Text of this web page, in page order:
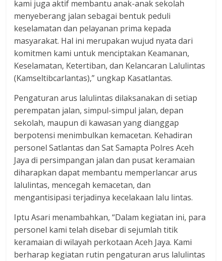
kami juga aktif membantu anak-anak sekolah
menyeberang jalan sebagai bentuk peduli
keselamatan dan pelayanan prima kepada
masyarakat. Hal ini merupakan wujud nyata dari
komitmen kami untuk menciptakan Keamanan,
Keselamatan, Ketertiban, dan Kelancaran Lalulintas
(Kamseltibcarlantas),” ungkap Kasatlantas.
Pengaturan arus lalulintas dilaksanakan di setiap
perempatan jalan, simpul-simpul jalan, depan
sekolah, maupun di kawasan yang dianggap
berpotensi menimbulkan kemacetan. Kehadiran
personel Satlantas dan Sat Samapta Polres Aceh
Jaya di persimpangan jalan dan pusat keramaian
diharapkan dapat membantu memperlancar arus
lalulintas, mencegah kemacetan, dan
mengantisipasi terjadinya kecelakaan lalu lintas.
Iptu Asari menambahkan, “Dalam kegiatan ini, para
personel kami telah disebar di sejumlah titik
keramaian di wilayah perkotaan Aceh Jaya. Kami
berharap kegiatan rutin pengaturan arus lalulintas